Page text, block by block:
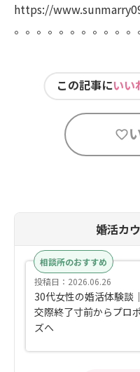
https://
。。。。。。。。。。。
この記事にいい
婚活カ
相談所のおすすめ
投稿日：2026.06.26
30代女性の婚活体験談｜
交際終了寸前からプロ
ズへ